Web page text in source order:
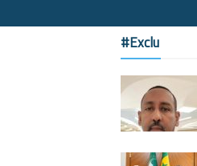
#Exclu